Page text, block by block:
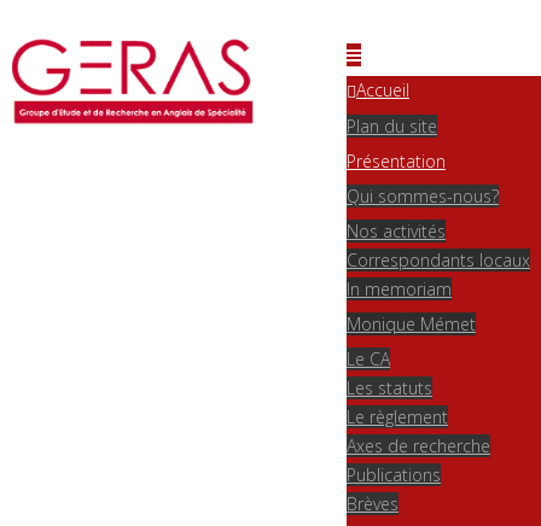
Accueil
Plan du site
Présentation
Qui sommes-nous?
Nos activités
Correspondants locaux
In memoriam
Monique Mémet
Le CA
Les statuts
Le règlement
Axes de recherche
Publications
Brèves